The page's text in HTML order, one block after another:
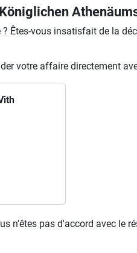
? Êtes-vous insatisfait de la
votre affaire directement
n'êtes pas d'accord avec le